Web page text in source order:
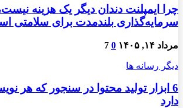
چرا ایمپلنت دندان دیگر یک هزینه
سرمایه‌گذاری بلندمدت برای سلامتی
مرداد ۱۴, ۱۴۰۵ 0
7
دیگر رسانه ها
6 ابزار تولید محتوا در سنجور که هر
دارد